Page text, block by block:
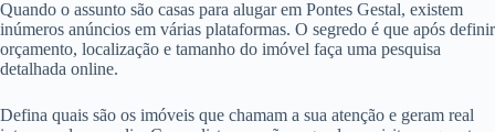
Quando o assunto são casas para alugar em Pontes Gestal, existem
inúmeros anúncios em várias plataformas. O segredo é que após definir
orçamento, localização e tamanho do imóvel faça uma pesquisa
detalhada online.
Defina quais são os imóveis que chamam a sua atenção e geram real